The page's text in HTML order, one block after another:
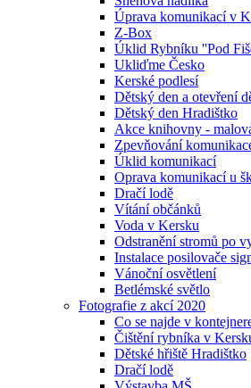
Úprava komunikací v
Z-Box
Úklid Rybníku ''Pod
Ukliďme Česko
Kerské podlesí
Dětský den a otevření
Dětský den Hradištko
Akce knihovny -
Zpevňování
Úklid komunikací
Oprava komunikací u
Dračí lodě
Vítání občánků
Voda v Kersku
Odstranění stromů po
Instalace posilovače
Vánoční osvětlení
Betlémské světlo
Fotografie z akcí 2020
Co se najde v
Čištění rybníka v
Dětské hřiště Hradištko
Dračí lodě